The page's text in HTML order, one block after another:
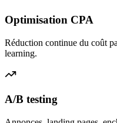
Optimisation CPA
Réduction continue du coût
learning.
A/B testing